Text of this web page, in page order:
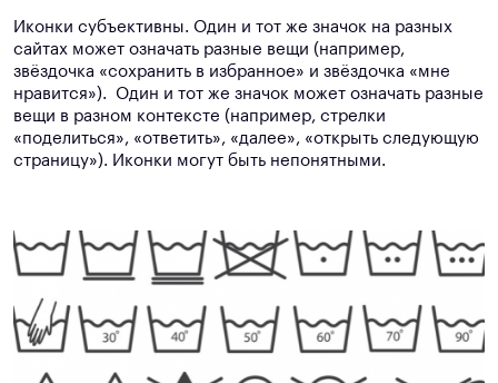
Иконки субъективны. Один и тот же значок на разных
сайтах может означать разные вещи (например,
звёздочка «сохранить в избранное» и звёздочка «мне
нравится»). Один и тот же значок может означать разные
вещи в разном контексте (например, стрелки
«поделиться», «ответить», «далее», «открыть следующую
страницу»). Иконки могут быть непонятными.